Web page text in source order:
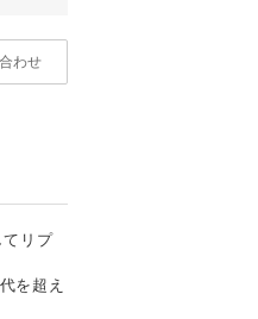
わせ
リプ
を超え